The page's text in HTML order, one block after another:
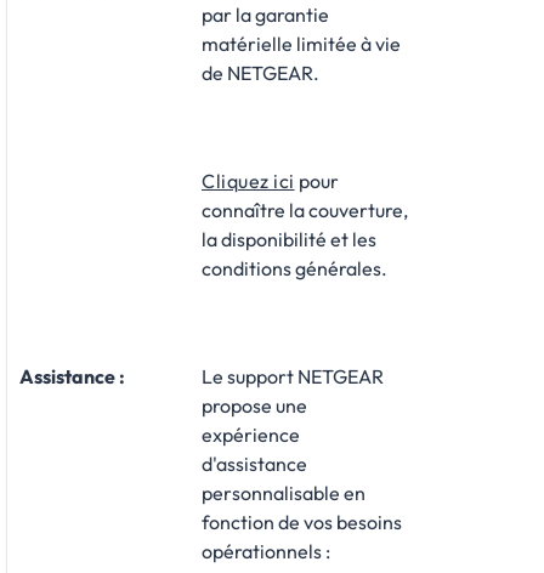
par la garantie
matérielle limitée à vie
de NETGEAR.
Cliquez ici pour
connaître la couverture,
la disponibilité et les
conditions générales.
Assistance :
Le support NETGEAR
propose une
expérience
d'assistance
personnalisable en
fonction de vos besoins
opérationnels :​